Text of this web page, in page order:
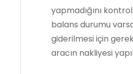
yapmadığını
balans durumu
giderilmesi için
aracın nakliyesi